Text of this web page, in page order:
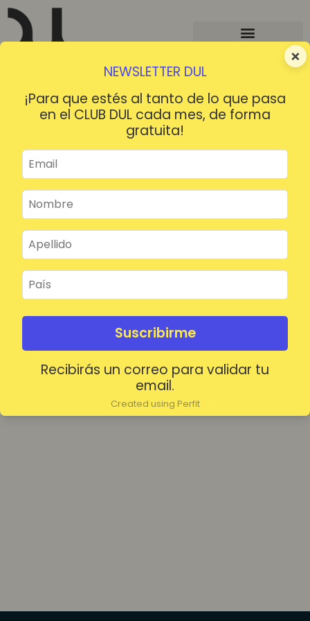
×
NEWSLETTER DUL
¡Para que estés al tanto de lo que pasa
en el CLUB DUL cada mes, de forma
gratuita!
Suscribirme
Recibirás un correo para validar tu
email.
Created using Perfit
¡HOLA!
Mantenerme conectado
Acceder